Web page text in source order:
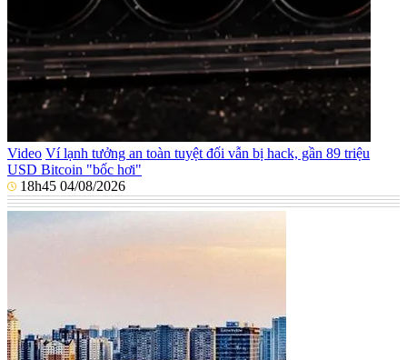
Video Ví lạnh tưởng an toàn tuyệt đối vẫn bị hack, gần 89 triệu
USD Bitcoin "bốc hơi"
18h45 04/08/2026